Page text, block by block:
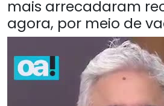
mais arrecadaram
agora, por meio de